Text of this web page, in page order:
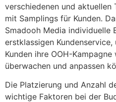
verschiedenen und aktuellen
mit Samplings für Kunden.
Smadooh Media individuelle
erstklassigen
Kunden ihre OOH-
überwachen und anpassen
Die Platzierung und Anzahl
wichtige Faktoren bei der